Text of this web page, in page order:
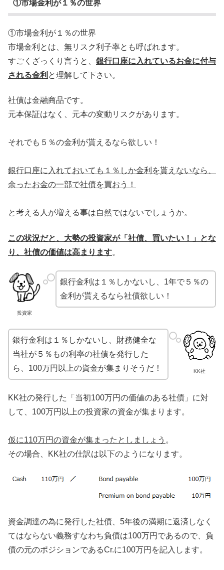
①市場金利が１％の世界
①市場金利が１％の世界
市場金利とは、無リスク利子率とも呼ばれます。
すごくざっくり言うと、 銀行口座に入れているお金に付与
される金利 と理解して下さい。
社債は金融商品です。
元本保証はなく、元本の変動リスクがあります。
それでも５％の金利が貰えるなら欲しい！
銀行口座に入れておいても１％しか金利を貰えないなら、
余ったお金の一部で社債を買おう！
と考える人が増える事は自然ではないでしょうか。
この状況だと、大勢の投資家が「社債、買いたい！」とな
り、社債の価値は高まります。
投資家
銀行金利は１％しかないし、1年で５％の
金利が貰えるなら社債欲しい！
KK社
銀行金利は１％しかないし、財務健全な
当社が５％もの利率の社債を発行した
ら、100万円以上の資金が集まりそうだ！
KK社の発行した「当初100万円の価値のある社債」に対
して、100万円以上の投資家の資金が集まります。
仮に110万円の資金が集まったとしましょう 。
その場合、KK社の仕訳は以下のようになります。
資金調達の為に発行した社債、5年後の満期に返済しなく
てはならない義務すなわち負債は100万円であるので、負
債の元のポジションであるCr.に100万円を記入します。